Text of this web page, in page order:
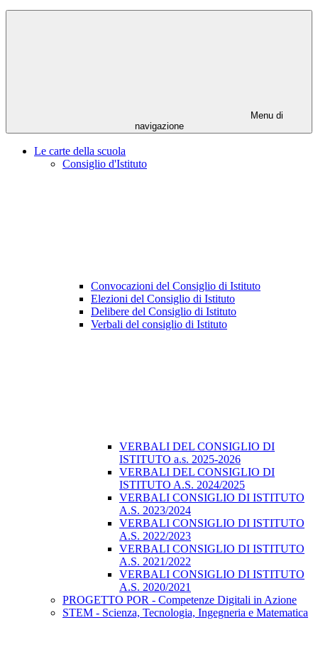
Menu di
navigazione
Le carte della scuola
Consiglio d'Istituto
Convocazioni del Consiglio di Istituto
Elezioni del Consiglio di Istituto
Delibere del Consiglio di Istituto
Verbali del consiglio di Istituto
VERBALI DEL CONSIGLIO DI
ISTITUTO a.s. 2025-2026
VERBALI DEL CONSIGLIO DI
ISTITUTO A.S. 2024/2025
VERBALI CONSIGLIO DI ISTITUTO
A.S. 2023/2024
VERBALI CONSIGLIO DI ISTITUTO
A.S. 2022/2023
VERBALI CONSIGLIO DI ISTITUTO
A.S. 2021/2022
VERBALI CONSIGLIO DI ISTITUTO
A.S. 2020/2021
PROGETTO POR - Competenze Digitali in Azione
STEM - Scienza, Tecnologia, Ingegneria e Matematica